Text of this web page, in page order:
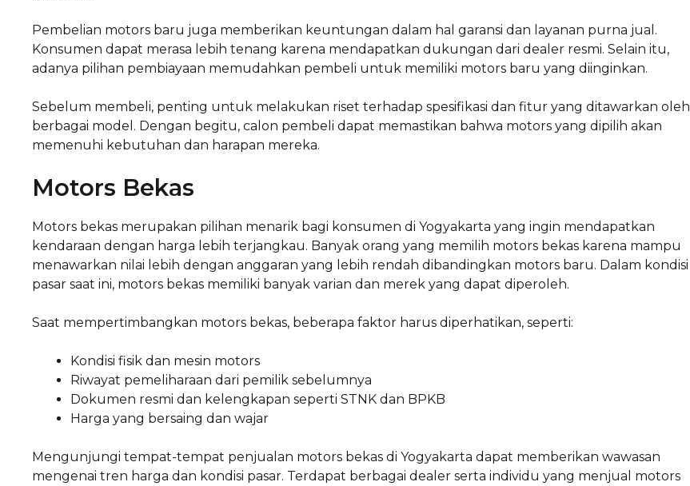
Pembelian motors baru juga memberikan keuntungan dalam hal garansi dan layanan purna jual.
Konsumen dapat merasa lebih tenang karena mendapatkan dukungan dari dealer resmi. Selain itu,
adanya pilihan pembiayaan memudahkan pembeli untuk memiliki motors baru yang diinginkan.
Sebelum membeli, penting untuk melakukan riset terhadap spesifikasi dan fitur yang ditawarkan oleh
berbagai model. Dengan begitu, calon pembeli dapat memastikan bahwa motors yang dipilih akan
memenuhi kebutuhan dan harapan mereka.
Motors Bekas
Motors bekas merupakan pilihan menarik bagi konsumen di Yogyakarta yang ingin mendapatkan
kendaraan dengan harga lebih terjangkau. Banyak orang yang memilih motors bekas karena mampu
menawarkan nilai lebih dengan anggaran yang lebih rendah dibandingkan motors baru. Dalam kondisi
pasar saat ini, motors bekas memiliki banyak varian dan merek yang dapat diperoleh.
Saat mempertimbangkan motors bekas, beberapa faktor harus diperhatikan, seperti:
Kondisi fisik dan mesin motors
Riwayat pemeliharaan dari pemilik sebelumnya
Dokumen resmi dan kelengkapan seperti STNK dan BPKB
Harga yang bersaing dan wajar
Mengunjungi tempat-tempat penjualan motors bekas di Yogyakarta dapat memberikan wawasan
mengenai tren harga dan kondisi pasar. Terdapat berbagai dealer serta individu yang menjual motors